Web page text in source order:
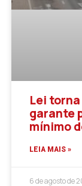
Lei
garante
mínimo
LEIA MAIS »
6 de agosto de